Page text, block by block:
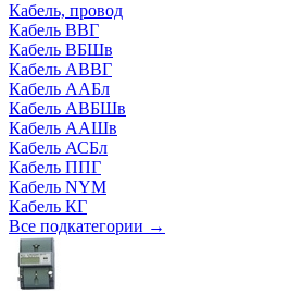
Кабель, провод
Кабель ВВГ
Кабель ВБШв
Кабель АВВГ
Кабель ААБл
Кабель АВБШв
Кабель ААШв
Кабель АСБл
Кабель ППГ
Кабель NYM
Кабель КГ
Все подкатегории →